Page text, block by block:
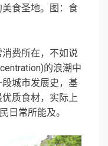
食圣地。图：食
费所在，不如说
的浪潮中
城市发展史，基
质食材，实际上
日常所能及。